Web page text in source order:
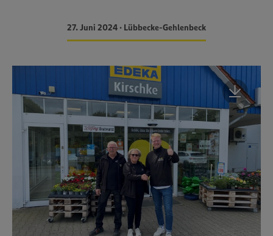
27. Juni 2024 • Lübbecke-Gehlenbeck